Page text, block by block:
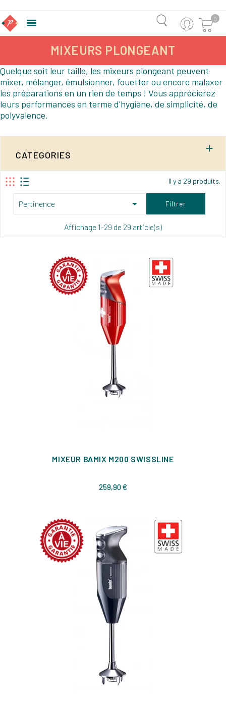
 0
MIXEURS PLONGEANT
Quelque soit leur taille, les mixeurs plongeant peuvent
mixer, mélanger, émulsionner, fouetter ou encore malaxer
les préparations en un rien de temps ! Vous apprécierez
leurs performances en terme d'hygiène, de simplicité, de
polyvalence.
CATEGORIES

Il y a 29 produits.
Pertinence  Filtrer
Affichage 1-29 de 29 article(s)
MIXEUR BAMIX M200 SWISSLINE
259,90 €